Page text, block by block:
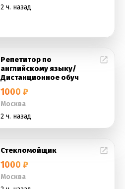
2 ч. назад
Репетитор по
английскому языку/
Дистанционное обуч
1000 ₽
Москва
2 ч. назад
Стекломойщик
1000 ₽
Москва